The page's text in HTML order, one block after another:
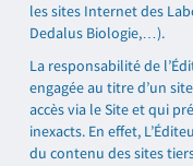
les sites Internet des
Dedalus Biologie,…).
La responsabilité de
engagée au titre d’un
accès via le Site et qui
inexacts. En effet,
du contenu des sites